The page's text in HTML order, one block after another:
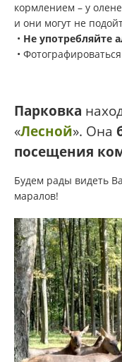
кормлением – у
и они могут не
• Не употребляйте
•
Парковка
«Лесной». Она
посещения
Будем рады видеть
маралов!